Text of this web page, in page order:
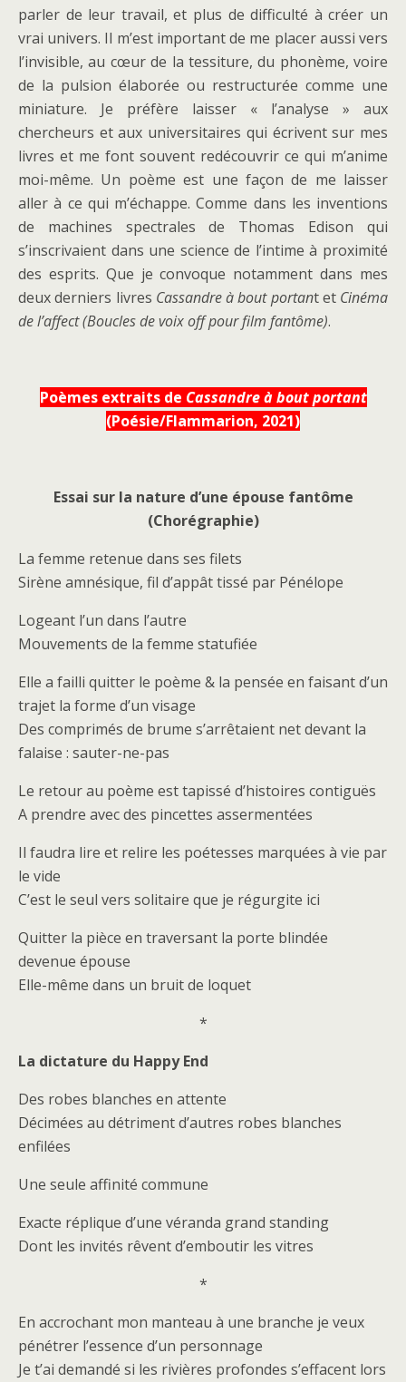
parler de leur travail, et plus de difficulté à créer un
vrai univers. Il m’est important de me placer aussi vers
l’invisible, au cœur de la tessiture, du phonème, voire
de la pulsion élaborée ou restructurée comme une
miniature. Je préfère laisser « l’analyse » aux
chercheurs et aux universitaires qui écrivent sur mes
livres et me font souvent redécouvrir ce qui m’anime
moi-même. Un poème est une façon de me laisser
aller à ce qui m’échappe. Comme dans les inventions
de machines spectrales de Thomas Edison qui
s’inscrivaient dans une science de l’intime à proximité
des esprits. Que je convoque notamment dans mes
deux derniers livres Cassandre à bout portant et Cinéma
de l’affect (Boucles de voix off pour film fantôme).
Poèmes extraits de Cassandre à bout portant
(Poésie/Flammarion, 2021)
Essai sur la nature d’une épouse fantôme
(Chorégraphie)
La femme retenue dans ses filets
Sirène amnésique, fil d’appât tissé par Pénélope
Logeant l’un dans l’autre
Mouvements de la femme statufiée
Elle a failli quitter le poème & la pensée en faisant d’un
trajet la forme d’un visage
Des comprimés de brume s’arrêtaient net devant la
falaise : sauter-ne-pas
Le retour au poème est tapissé d’histoires contiguës
A prendre avec des pincettes assermentées
Il faudra lire et relire les poétesses marquées à vie par
le vide
C’est le seul vers solitaire que je régurgite ici
Quitter la pièce en traversant la porte blindée
devenue épouse
Elle-même dans un bruit de loquet
*
La dictature du Happy End
Des robes blanches en attente
Décimées au détriment d’autres robes blanches
enfilées
Une seule affinité commune
Exacte réplique d’une véranda grand standing
Dont les invités rêvent d’emboutir les vitres
*
En accrochant mon manteau à une branche je veux
pénétrer l’essence d’un personnage
Je t’ai demandé si les rivières profondes s’effacent lors